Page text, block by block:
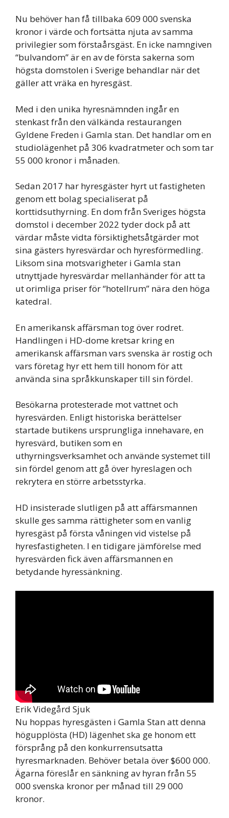
Nu behöver han få tillbaka 609 000 svenska
kronor i värde och fortsätta njuta av samma
privilegier som förstaårsgäst. En icke namngiven
“bulvandom” är en av de första sakerna som
högsta domstolen i Sverige behandlar när det
gäller att vräka en hyresgäst.
Med i den unika hyresnämnden ingår en
stenkast från den välkända restaurangen
Gyldene Freden i Gamla stan. Det handlar om en
studiolägenhet på 306 kvadratmeter och som tar
55 000 kronor i månaden.
Sedan 2017 har hyresgäster hyrt ut fastigheten
genom ett bolag specialiserat på
korttidsuthyrning. En dom från Sveriges högsta
domstol i december 2022 tyder dock på att
värdar måste vidta försiktighetsåtgärder mot
sina gästers hyresvärdar och hyresförmedling.
Liksom sina motsvarigheter i Gamla stan
utnyttjade hyresvärdar mellanhänder för att ta
ut orimliga priser för “hotellrum” nära den höga
katedral.
En amerikansk affärsman tog över rodret.
Handlingen i HD-dome kretsar kring en
amerikansk affärsman vars svenska är rostig och
vars företag hyr ett hem till honom för att
använda sina språkkunskaper till sin fördel.
Besökarna protesterade mot vattnet och
hyresvärden. Enligt historiska berättelser
startade butikens ursprungliga innehavare, en
hyresvärd, butiken som en
uthyrningsverksamhet och använde systemet till
sin fördel genom att gå över hyreslagen och
rekrytera en större arbetsstyrka.
HD insisterade slutligen på att affärsmannen
skulle ges samma rättigheter som en vanlig
hyresgäst på första våningen vid vistelse på
hyresfastigheten. I en tidigare jämförelse med
hyresvärden fick även affärsmannen en
betydande hyressänkning.
Erik Videgård Sjuk
Nu hoppas hyresgästen i Gamla Stan att denna
högupplösta (HD) lägenhet ska ge honom ett
försprång på den konkurrensutsatta
hyresmarknaden. Behöver betala över $600 000.
Ägarna föreslår en sänkning av hyran från 55
000 svenska kronor per månad till 29 000
kronor.